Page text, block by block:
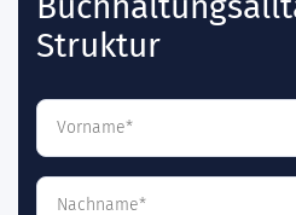
Struktur